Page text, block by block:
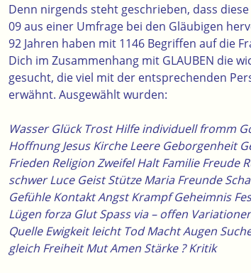
Denn nirgends steht geschrieben, dass
09 aus einer Umfrage bei den Gläubigen
92 Jahren haben mit 1146 Begriffen auf die
Dich im Zusammenhang mit GLAUBEN die
gesucht, die viel mit der entsprechenden
erwähnt. Ausgewählt wurden:
Wasser Glück Trost Hilfe individuell fromm
Hoffnung Jesus Kirche Leere Geborgenheit
Frieden Religion Zweifel Halt Familie Freude
schwer Luce Geist Stütze Maria Freunde
Gefühle Kontakt Angst Krampf Geheimnis
Lügen forza Glut Spass via – offen
Quelle Ewigkeit leicht Tod Macht Augen
gleich Freiheit Mut Amen Stärke ? Kritik